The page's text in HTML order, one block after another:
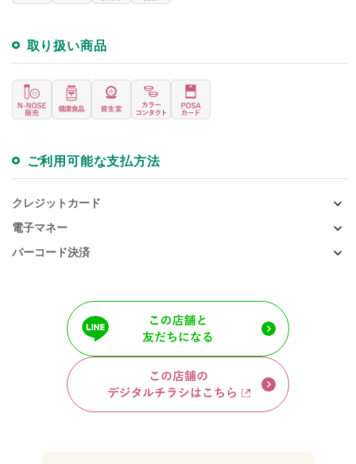
取り扱い商品
ご利用可能な支払方法
クレジットカード
電子マネー
バーコード決済